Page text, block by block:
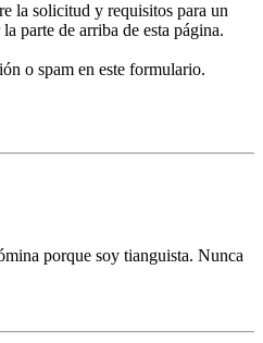
la solicitud y requisitos para un
parte de arriba de esta página.
o spam en este formulario.
porque soy tianguista. Nunca